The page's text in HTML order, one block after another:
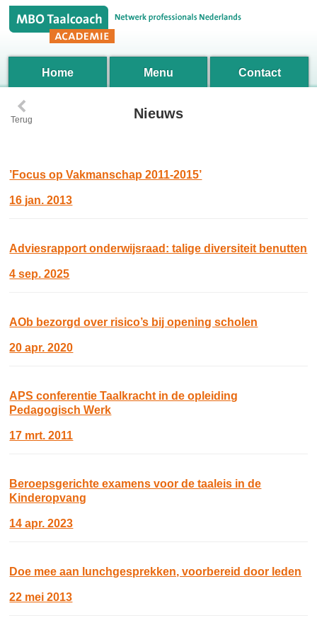
Home Menu Contact
‹
Terug Nieuws
’Focus op Vakmanschap 2011-2015’
16 jan. 2013
Adviesrapport onderwijsraad: talige diversiteit benutten
4 sep. 2025
AOb bezorgd over risico’s bij opening scholen
20 apr. 2020
APS conferentie Taalkracht in de opleiding
Pedagogisch Werk
17 mrt. 2011
Beroepsgerichte examens voor de taaleis in de
Kinderopvang
14 apr. 2023
Doe mee aan lunchgesprekken, voorbereid door leden
22 mei 2013